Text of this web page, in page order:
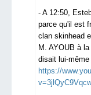
- A 12:50,
parce qu'il est
clan skinhead
M. AYOUB à
disait lui-même
https://